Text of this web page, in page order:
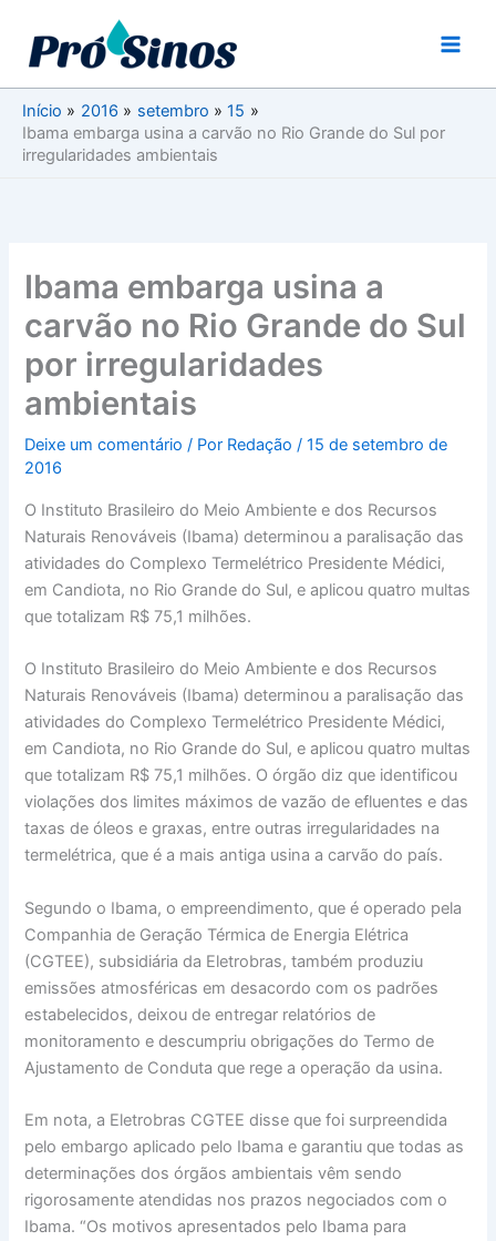
conteúdo
Início
2016 setembro
15
Ibama embarga usina a carvão no Rio Grande do Sul por
irregularidades ambientais
Ibama embarga usina a
carvão no Rio Grande do Sul
por irregularidades
ambientais
Deixe um comentário / Por Redação/15 de setembro de
2016
O Instituto Brasileiro do Meio Ambiente e dos Recursos
Naturais Renováveis (Ibama) determinou a paralisação das
atividades do Complexo Termelétrico Presidente Médici,
em Candiota, no Rio Grande do Sul, e aplicou quatro multas
que totalizam R$ 75,1 milhões.
O Instituto Brasileiro do Meio Ambiente e dos Recursos
Naturais Renováveis (Ibama) determinou a paralisação das
atividades do Complexo Termelétrico Presidente Médici,
em Candiota, no Rio Grande do Sul, e aplicou quatro multas
que totalizam R$ 75,1 milhões. O órgão diz que identificou
violações dos limites máximos de vazão de efluentes e das
taxas de óleos e graxas, entre outras irregularidades na
termelétrica, que é a mais antiga usina a carvão do país.
Segundo o Ibama, o empreendimento, que é operado pela
Companhia de Geração Térmica de Energia Elétrica
(CGTEE), subsidiária da Eletrobras, também produziu
emissões atmosféricas em desacordo com os padrões
estabelecidos, deixou de entregar relatórios de
monitoramento e descumpriu obrigações do Termo de
Ajustamento de Conduta que rege a operação da usina.
Em nota, a Eletrobras CGTEE disse que foi surpreendida
pelo embargo aplicado pelo Ibama e garantiu que todas as
determinações dos órgãos ambientais vêm sendo
rigorosamente atendidas nos prazos negociados com o
Ibama. “Os motivos apresentados pelo Ibama para